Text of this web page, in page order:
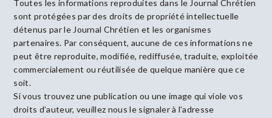
Toutes les informations reproduites dans le Journal Chrétien
sont protégées par des droits de propriété intellectuelle
détenus par le Journal Chrétien et les organismes
partenaires. Par conséquent, aucune de ces informations ne
peut être reproduite, modifiée, rediffusée, traduite, exploitée
commercialement ou réutilisée de quelque manière que ce
soit.
Si vous trouvez une publication ou une image qui viole vos
droits d’auteur, veuillez nous le signaler à l’adresse